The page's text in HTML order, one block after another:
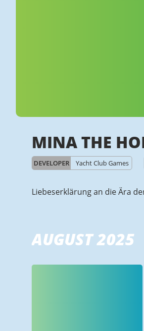
MINA THE
DEVELOPER Yacht Club Games
Liebeserklärung an die Ära
AUGUST 2025